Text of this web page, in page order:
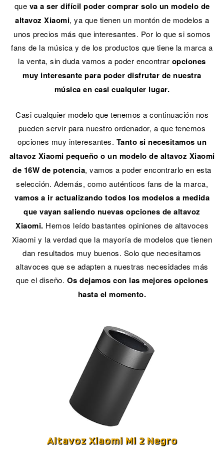
que va a ser difícil poder comprar solo un modelo de
altavoz Xiaomi, ya que tienen un montón de modelos a
unos precios más que interesantes. Por lo que si somos
fans de la música y de los productos que tiene la marca a
la venta, sin duda vamos a poder encontrar opciones
muy interesante para poder disfrutar de nuestra
música en casi cualquier lugar.
Casi cualquier modelo que tenemos a continuación nos
pueden servir para nuestro ordenador, a que tenemos
opciones muy interesantes. Tanto si necesitamos un
altavoz Xiaomi pequeño o un modelo de altavoz Xiaomi
de 16W de potencia, vamos a poder encontrarlo en esta
selección. Además, como auténticos fans de la marca,
vamos a ir actualizando todos los modelos a medida
que vayan saliendo nuevas opciones de altavoz
Xiaomi. Hemos leído bastantes opiniones de altavoces
Xiaomi y la verdad que la mayoría de modelos que tienen
dan resultados muy buenos. Solo que necesitamos
altavoces que se adapten a nuestras necesidades más
que el diseño. Os dejamos con las mejores opciones
hasta el momento.
Altavoz Xiaomi Mi 2 Negro